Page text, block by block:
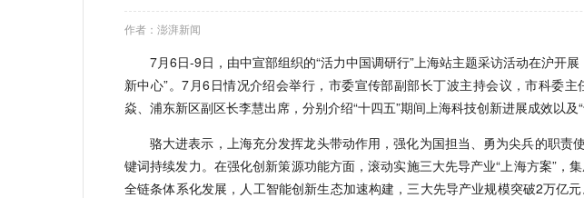
作者：澎湃新闻
7月6日-9日，由中宣部组织的“活力中国调研行”上海站主题采访活动在沪开
新中心”。7月6日情况介绍会举行，市委宣传部副部长丁波主持会议，市科委
焱、浦东新区副区长李慧出席，分别介绍“十四五”期间上海科技创新进展成效以及“
骆大进表示，上海充分发挥龙头带动作用，强化为国担当、勇为尖兵的职责
键词持续发力。在强化创新策源功能方面，滚动实施三大先导产业“上海方案”，
全链条体系化发展，人工智能创新生态加速构建，三大先导产业规模突破2万亿